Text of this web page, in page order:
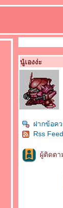
นู๋เองง่ะ
ฝากข้อค
Rss Feed
ผู้ติดตา